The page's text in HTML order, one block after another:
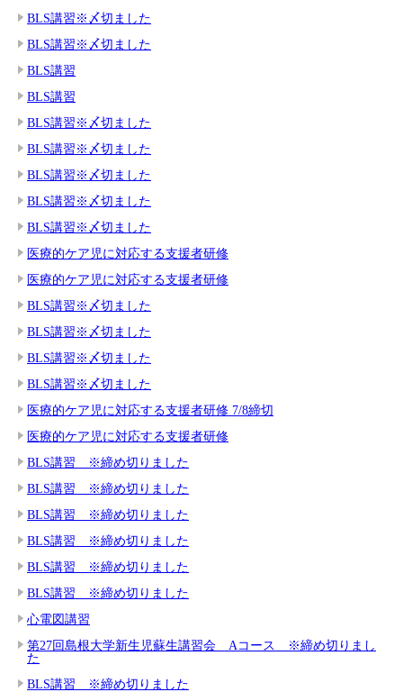
BLS講習※〆切ました
BLS講習※〆切ました
BLS講習
BLS講習
BLS講習※〆切ました
BLS講習※〆切ました
BLS講習※〆切ました
BLS講習※〆切ました
BLS講習※〆切ました
医療的ケア児に対応する支援者研修
医療的ケア児に対応する支援者研修
BLS講習※〆切ました
BLS講習※〆切ました
BLS講習※〆切ました
BLS講習※〆切ました
医療的ケア児に対応する支援者研修 7/8締切
医療的ケア児に対応する支援者研修
BLS講習 ※締め切りました
BLS講習 ※締め切りました
BLS講習 ※締め切りました
BLS講習 ※締め切りました
BLS講習 ※締め切りました
BLS講習 ※締め切りました
心電図講習
第27回島根大学新生児蘇生講習会 Aコース ※締め切りまし
た
BLS講習 ※締め切りました